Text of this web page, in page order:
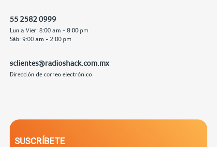
55 2582 0999
Lun a Vier: 8:00 am - 8:00 pm
Sáb: 9:00 am - 2:00 pm
sclientes@radioshack.com.mx
Dirección de correo electrónico
SUSCRÍBETE